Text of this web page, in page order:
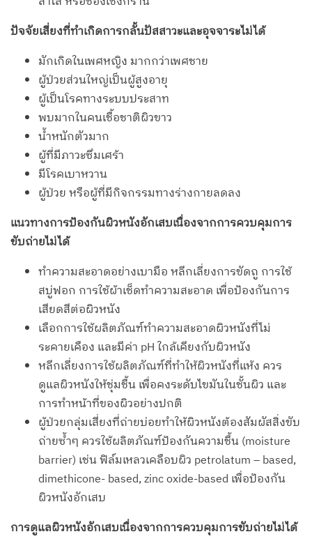
ปัจจัยเสี่ยงที่ทำเกิดการกลั้นปัสสาวะและอุจจาระไม่ได้
มักเกิดในเพศหญิง มากกว่าเพศชาย
ผู้ป่วยส่วนใหญ่เป็นผู้สูงอายุ
ผู้เป็นโรคทางระบบประสาท
พบมากในคนเชื้อชาติผิวขาว
น้ำหนักตัวมาก
ผู้ที่มีภาวะซึมเศร้า
มีโรคเบาหวาน
ผู้ป่วย หรือผู้ที่มีกิจกรรมทางร่างกายลดลง
แนวทางการป้องกันผิวหนังอักเสบเนื่องจากการควบคุมการ
ขับถ่ายไม่ได้
ทำความสะอาดอย่างเบามือ หลีกเลี่ยงการขัดถู การใช้
สบู่ฟอก การใช้ผ้าเช็ดทำความสะอาด เพื่อป้องกันการ
เสียดสีต่อผิวหนัง
เลือกการใช้ผลิตภัณฑ์ทำความสะอาดผิวหนังที่ไม่
ระคายเคือง และมีค่า pH ใกล้เคียงกับผิวหนัง
หลีกเลี่ยงการใช้ผลิตภัณฑ์ที่ทำให้ผิวหนังที่แห้ง ควร
ดูแลผิวหนังให้ชุ่มชื้น เพื่อคงระดับไขมันในชั้นผิว และ
การทำหน้าที่ของผิวอย่างปกติ
ผู้ป่วยกลุ่มเสี่ยงที่ถ่ายบ่อยทำให้ผิวหนังต้องสัมผัสสิ่งขับ
ถ่ายซ้ำๆ ควรใช้ผลิตภัณฑ์ป้องกันความชื้น (moisture
barrier) เช่น ฟิล์มเหลวเคลือบผิว petrolatum – based,
dimethicone- based, zinc oxide-based เพื่อป้องกัน
ผิวหนังอักเสบ
การดูแลผิวหนังอักเสบเนื่องจากการควบคุมการขับถ่ายไม่ได้